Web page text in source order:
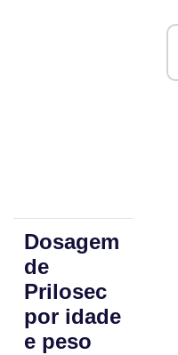
Dosagem
de
Prilosec
por idade
e peso